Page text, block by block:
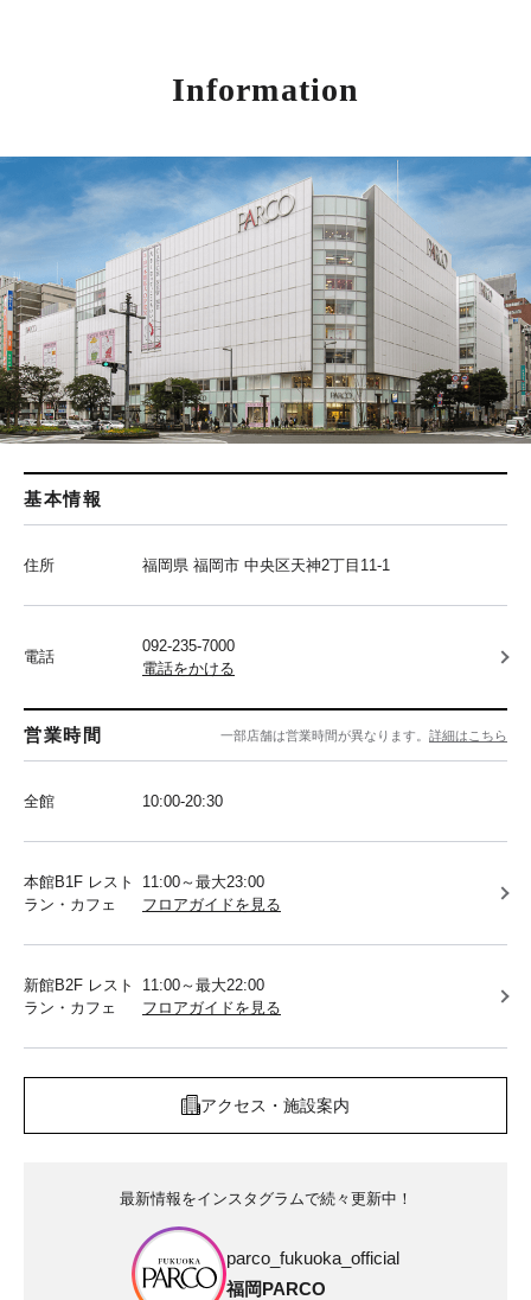
Information
基本情報
住所 福岡県 福岡市 中央区天神2丁目11-1
電話
092-235-7000
電話をかける
営業時間 一部店舗は営業時間が異なります。 詳細はこちら
全館 10:00-20:30
本館B1F レスト
ラン・カフェ
11:00～最大23:00
フロアガイドを見る
新館B2F レスト
ラン・カフェ
11:00～最大22:00
フロアガイドを見る
アクセス・施設案内
最新情報をインスタグラムで続々更新中！
parco_fukuoka_official
福岡PARCO